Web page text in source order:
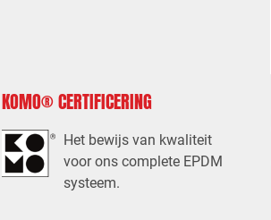
KOMO® CERTIFICERING
Het bewijs van kwaliteit
voor ons complete EPDM
systeem.